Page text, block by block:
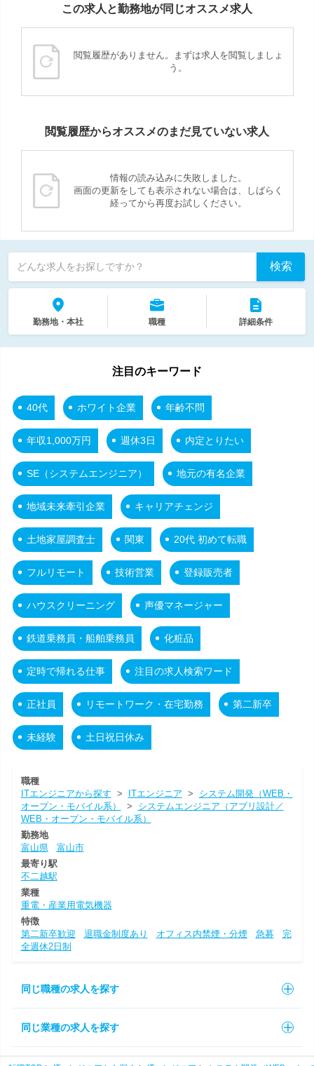
この求人と勤務地が同じオススメ求人
閲覧履歴がありません。まずは求人を閲覧しましょ
う。
閲覧履歴からオススメのまだ見ていない求人
情報の読み込みに失敗しました。
画面の更新をしても表示されない場合は、しばらく
経ってから再度お試しください。
どんな求人をお探しですか？ 検索
勤務地・本社 職種 詳細条件
注目のキーワード
40代 ホワイト企業 年齢不問
年収1,000万円 週休3日 内定とりたい
SE（システムエンジニア） 地元の有名企業
地域未来牽引企業 キャリアチェンジ
土地家屋調査士 関東 20代 初めて転職
フルリモート 技術営業 登録販売者
ハウスクリーニング 声優マネージャー
鉄道乗務員・船舶乗務員 化粧品
定時で帰れる仕事 注目の求人検索ワード
正社員 リモートワーク・在宅勤務 第二新卒
未経験 土日祝日休み
職種
ITエンジニアから探す > ITエンジニア > システム開発（WEB・
オープン・モバイル系）
> システムエンジニア（アプリ設計／
WEB・オープン・モバイル系）
勤務地
富山県
富山市
最寄り駅
不二越駅
業種
重電・産業用電気機器
特徴
第二新卒歓迎
退職金制度あり オフィス内禁煙・分煙 急募
完
全週休2日制
同じ職種の求人を探す
同じ業種の求人を探す